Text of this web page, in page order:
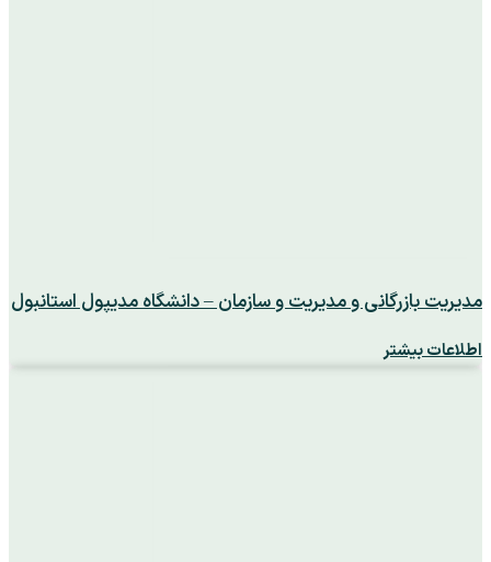
مدیریت بازرگانی و مدیریت و سازمان – دانشگاه مدیپول استانبول
اطلاعات بیشتر